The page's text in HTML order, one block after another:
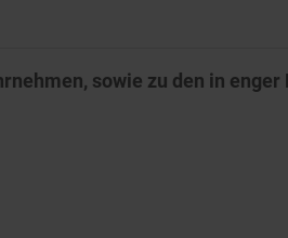
sowie zu den in